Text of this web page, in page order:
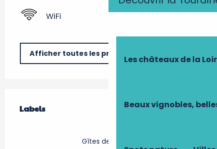
Les châteaux de la
Beaux vignobles,
WiFi
Afficher toutes les prestations
Labels
Labels
Gîtes de France